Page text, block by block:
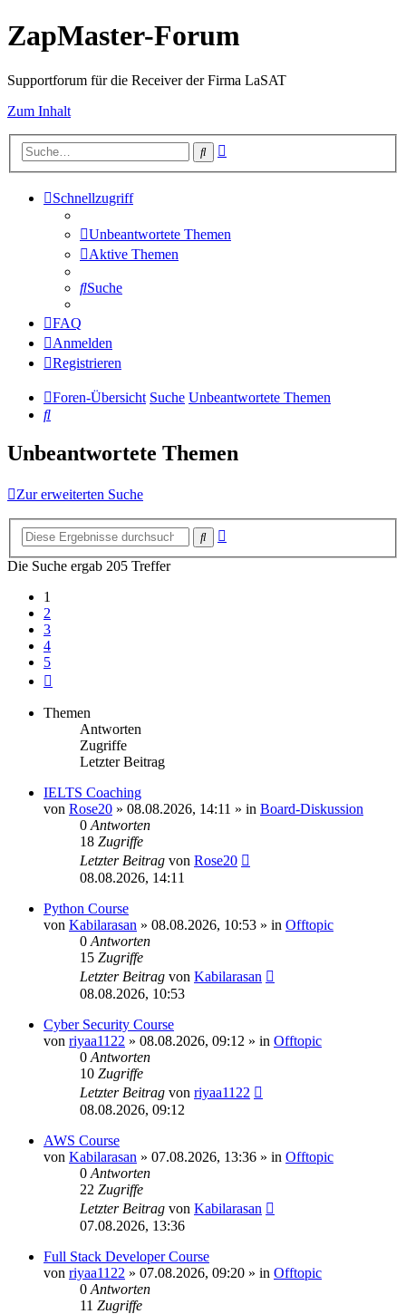
ZapMaster-Forum
Supportforum für die Receiver der Firma LaSAT
Zum Inhalt
Suche
Schnellzugriff
Unbeantwortete Themen
Aktive Themen
Suche
FAQ
Anmelden
Registrieren
Foren-Übersicht Suche Unbeantwortete Themen
Suche
Unbeantwortete Themen
Zur erweiterten Suche
Suche
Die Suche ergab 205 Treffer
1
2
3
4
5
Themen
Antworten
Zugriffe
Letzter Beitrag
IELTS Coaching
von Rose20 » 08.08.2026, 14:11 » in Board-Diskussion
0 Antworten
18 Zugriffe
Letzter Beitrag von Rose20
08.08.2026, 14:11
Python Course
von Kabilarasan » 08.08.2026, 10:53 » in Offtopic
0 Antworten
15 Zugriffe
Letzter Beitrag von Kabilarasan
08.08.2026, 10:53
Cyber Security Course
von riyaa1122 » 08.08.2026, 09:12 » in Offtopic
0 Antworten
10 Zugriffe
Letzter Beitrag von riyaa1122
08.08.2026, 09:12
AWS Course
von Kabilarasan » 07.08.2026, 13:36 » in Offtopic
0 Antworten
22 Zugriffe
Letzter Beitrag von Kabilarasan
07.08.2026, 13:36
Full Stack Developer Course
von riyaa1122 » 07.08.2026, 09:20 » in Offtopic
0 Antworten
11 Zugriffe